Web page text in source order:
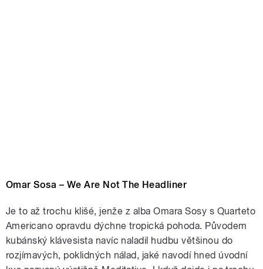
Omar Sosa – We Are Not The Headliner
Je to až trochu klišé, jenže z alba Omara Sosy s Quarteto
Americano opravdu dýchne tropická pohoda. Původem
kubánský klávesista navíc naladil hudbu většinou do
rozjímavých, poklidných nálad, jaké navodí hned úvodní